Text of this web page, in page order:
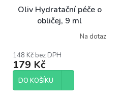
Oliv Hydratační péče o
obličej, 9 ml
Na dotaz
148 Kč bez DPH
179 Kč
DO KOŠÍKU